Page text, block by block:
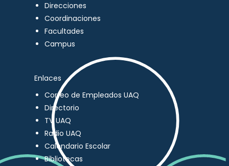
Direcciones
Coordinaciones
Facultades
Campus
Enlaces
Correo de Empleados UAQ
Directorio
TV UAQ
Radio UAQ
Calendario Escolar
Bibliotecas